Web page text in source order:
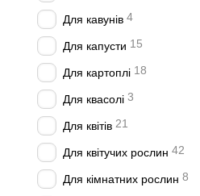
Для кавунів 4
Для капусти 15
Для картоплі 18
Для квасолі 3
Для квітів 21
Для квітучих рослин 42
Для кімнатних рослин 8